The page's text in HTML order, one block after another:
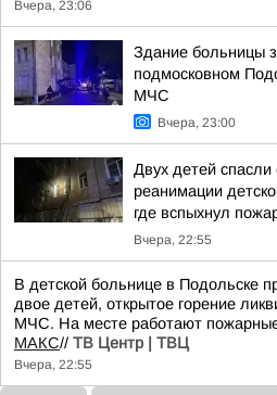
Вчера, 23:06
Здание больницы
подмосковном
МЧС
Вчера, 23:00
Двух детей
реанимации
где вспыхнул
Вчера, 22:55
В детской больнице в Подольске
двое детей, открытое горение
МЧС. На месте работают
МАКС// ТВ Центр | ТВЦ
Вчера, 22:55